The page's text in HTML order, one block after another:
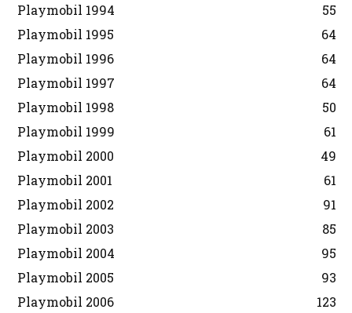
Playmobil 1994
55
Playmobil 1995
64
Playmobil 1996
64
Playmobil 1997
64
Playmobil 1998
50
Playmobil 1999
61
Playmobil 2000
49
Playmobil 2001
61
Playmobil 2002
91
Playmobil 2003
85
Playmobil 2004
95
Playmobil 2005
93
Playmobil 2006
123